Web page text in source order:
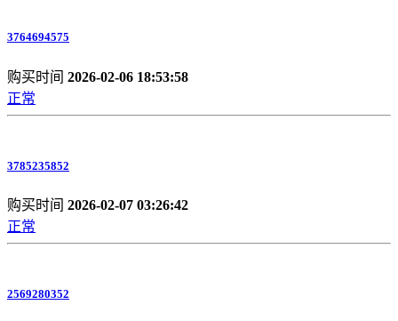
3764694575
购买时间 2026-02-06 18:53:58
正常
3785235852
购买时间 2026-02-07 03:26:42
正常
2569280352